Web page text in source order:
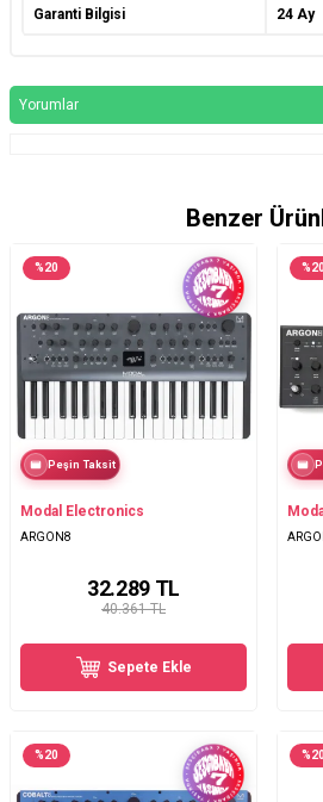
Garanti Bilgisi 24 Ay
Yorumlar
Benzer
%20
Peşin Taksit
Modal Electronics
ARGON8
40.361 TL
32.289TL
Sepete Ekle
%20
%20 %20